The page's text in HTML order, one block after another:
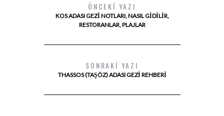
ÖNCEKI YAZI
KOS ADASI GEZI NOTLARI, NASIL GIDILIR,
RESTORANLAR, PLAJLAR
SONRAKI YAZI
THASSOS (TAŞÖZ) ADASI GEZI REHBERI